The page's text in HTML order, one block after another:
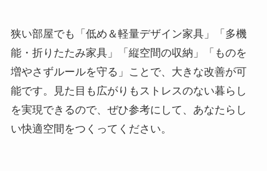
狭い部屋でも「低め＆軽量デザイン家具」「多機
能・折りたたみ家具」「縦空間の収納」「ものを
増やさずルールを守る」ことで、大きな改善が可
能です。見た目も広がりもストレスのない暮らし
を実現できるので、ぜひ参考にして、あなたらし
い快適空間をつくってください。